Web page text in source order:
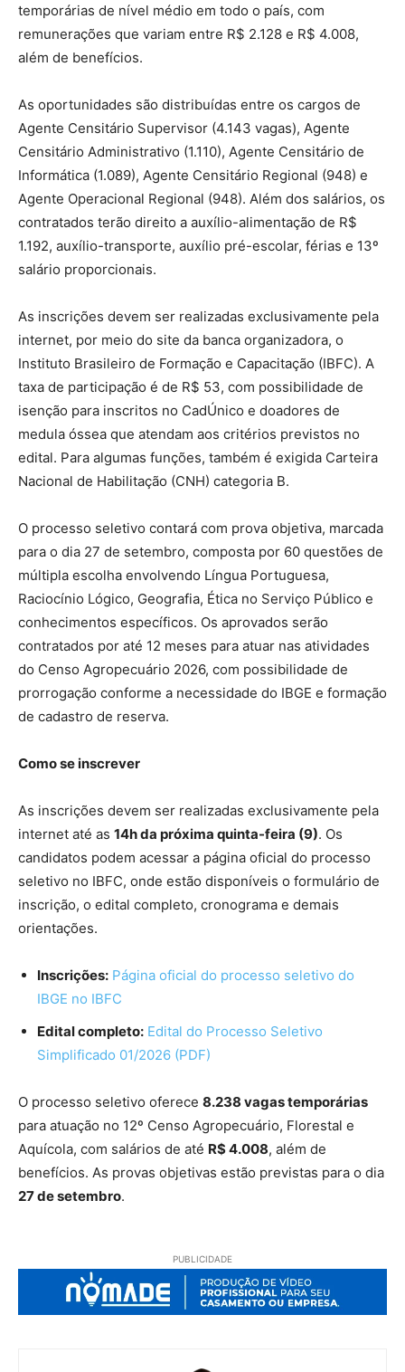
temporárias de nível médio em todo o país, com
remunerações que variam entre R$ 2.128 e R$ 4.008,
além de benefícios.
As oportunidades são distribuídas entre os cargos de
Agente Censitário Supervisor (4.143 vagas), Agente
Censitário Administrativo (1.110), Agente Censitário de
Informática (1.089), Agente Censitário Regional (948) e
Agente Operacional Regional (948). Além dos salários, os
contratados terão direito a auxílio-alimentação de R$
1.192, auxílio-transporte, auxílio pré-escolar, férias e 13º
salário proporcionais.
As inscrições devem ser realizadas exclusivamente pela
internet, por meio do site da banca organizadora, o
Instituto Brasileiro de Formação e Capacitação (IBFC). A
taxa de participação é de R$ 53, com possibilidade de
isenção para inscritos no CadÚnico e doadores de
medula óssea que atendam aos critérios previstos no
edital. Para algumas funções, também é exigida Carteira
Nacional de Habilitação (CNH) categoria B.
O processo seletivo contará com prova objetiva, marcada
para o dia 27 de setembro, composta por 60 questões de
múltipla escolha envolvendo Língua Portuguesa,
Raciocínio Lógico, Geografia, Ética no Serviço Público e
conhecimentos específicos. Os aprovados serão
contratados por até 12 meses para atuar nas atividades
do Censo Agropecuário 2026, com possibilidade de
prorrogação conforme a necessidade do IBGE e formação
de cadastro de reserva.
Como se inscrever
As inscrições devem ser realizadas exclusivamente pela
internet até as 14h da próxima quinta-feira (9). Os
candidatos podem acessar a página oficial do processo
seletivo no IBFC, onde estão disponíveis o formulário de
inscrição, o edital completo, cronograma e demais
orientações.
Inscrições: Página oficial do processo seletivo do
IBGE no IBFC
Edital completo: Edital do Processo Seletivo
Simplificado 01/2026 (PDF)
O processo seletivo oferece 8.238 vagas temporárias
para atuação no 12º Censo Agropecuário, Florestal e
Aquícola, com salários de até R$ 4.008, além de
benefícios. As provas objetivas estão previstas para o dia
27 de setembro.
PUBLICIDADE